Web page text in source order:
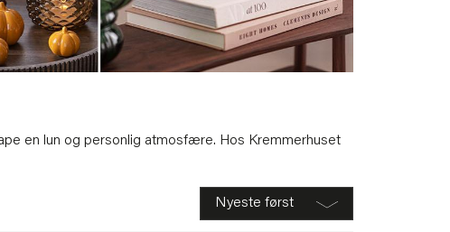
en lun og personlig atmosfære. Hos Kremmerhuset